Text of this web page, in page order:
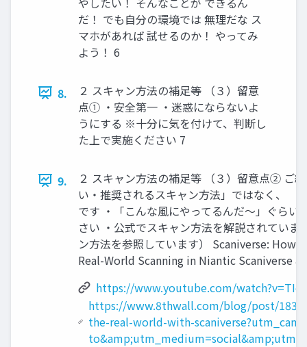
だ！ でも自分の環境では 無理だな ス
マホがあれば 試せるのか！ やってみ
よう！ 6
8.
２ スキャン方法の補足等 （３）留意
点① ・安全第一 ・迷惑にならないよ
うにする ※十分に気を付けて、判断し
た上で実施ください 7
9.
２ スキャン方法の補足等 （３）留意点② ご
い・推奨されるスキャン方法」ではなく、 「
です ・「こんな風にやってるんだ～」ぐらい
さい ・公式でスキャン方法を解説されていま
ン方法を参照しています） Scaniverse: How
Real-World Scanning in Niantic Scaniverse 8
https://www.youtube.com/
https://www.8thwall.com/blog/post/
the-real-world-with-